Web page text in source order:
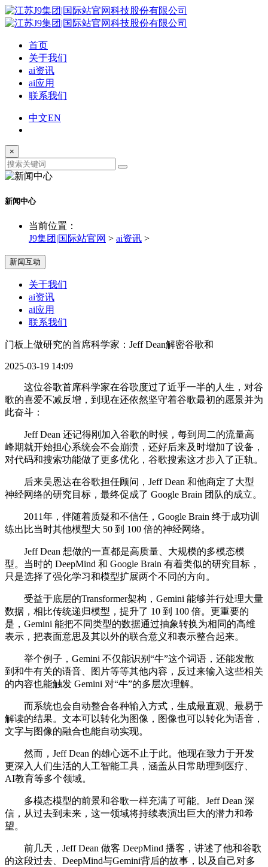
首页
关于我们
ai资讯
ai应用
联系我们
中文EN
×
新闻中心
当前位置：
J9集团|国际站官网 > ai资讯 >
新闻互动
关于我们
ai资讯
ai应用
联系我们
门板上做研究的首席科学家：Jeff Dean解密谷歌和
2025-03-19 14:09
这位谷歌首席科学家在谷歌度过了近乎一半的人生，对谷
歌的喜爱不减反增，到现在还依然坚守着谷歌最初的愿景并为
此奋斗：
Jeff Dean 还记得刚加入谷歌的时候，每到周二的流量高
峰期就开始担心系统会不会崩溃，还好后来及时增加了设备，
对代码和搜索功能做了更多优化，谷歌搜索这才步入了正轨。
后来吴恩达在谷歌担任顾问，Jeff Dean 和他商定了大型
神经网络的研究目标，最终促成了 Google Brain 团队的成立。
2011年，伴随着质疑和不信任，Google Brain 终于成功训
练出比当时其他模型大 50 到 100 倍的神经网络。
Jeff Dean 想做的一直都是高质量、大规模的多模态模
型。当时的 DeepMind 和 Google Brain 有着类似的研究目标，
只是选择了强化学习和模型扩展两个不同的方向。
受益于底层的Transformer架构，Gemini 能够并行处理大量
数据，相比传统递归模型，提升了 10 到 100 倍。更重要的
是，Gemini 能把不同类型的数据通过抽象转换为相同的高维
表示，把表面意思及其以外的联合意义和表示整合起来。
举个例子，Gemini 不仅能识别“牛”这个词语，还能发散
到和牛有关的语音、图片等等其他内容，反过来输入这些相关
的内容也能触发 Gemini 对“牛”的多层次理解。
而系统也会自动整合各种输入方式，生成最直观、最易于
解读的结果。文本可以转化为图像，图像也可以转化为语音，
文字与图像的融合也能自动实现。
然而，Jeff Dean 的雄心远不止于此。他现在致力于开发
更深入人们生活的人工智能工具，涵盖从日常助理到医疗、
AI教育等多个领域。
多模态模型的前景和谷歌一样充满了可能。Jeff Dean 深
信，从过去到未来，这一领域将持续表演出巨大的潜力和希
望。
前几天，Jeff Dean 做客 DeepMind 播客，讲述了他和谷歌
的这段过去、DeepMind与Gemini背后的故事，以及自己对多